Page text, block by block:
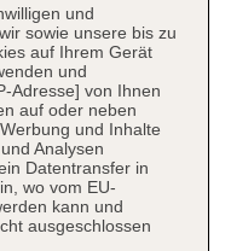
und
sowie unsere bis zu
auf Ihrem Gerät
und
Adresse] von Ihnen
auf oder neben
und Inhalte
Analysen
Datentransfer in
wo vom EU-
kann und
ausgeschlossen